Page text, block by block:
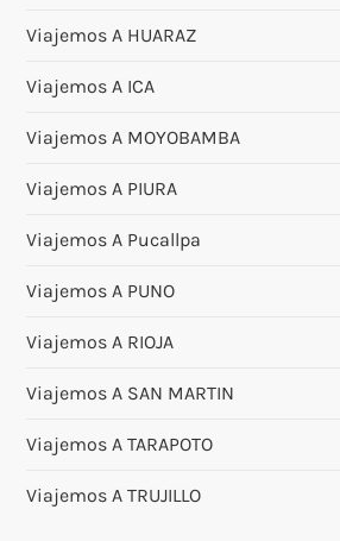
Viajemos A HUARAZ
Viajemos A ICA
Viajemos A MOYOBAMBA
Viajemos A PIURA
Viajemos A Pucallpa
Viajemos A PUNO
Viajemos A RIOJA
Viajemos A SAN MARTIN
Viajemos A TARAPOTO
Viajemos A TRUJILLO